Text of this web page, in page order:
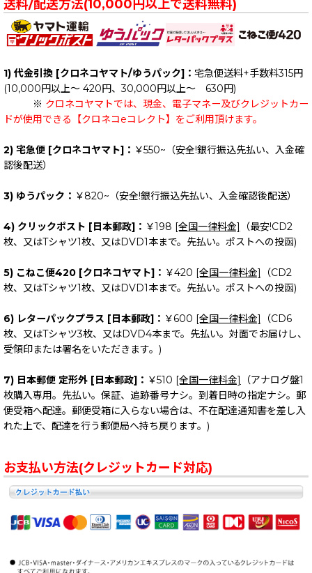
送料/配送方法(10,000円以上で送料無料)
1) 代金引換 [クロネコヤマト/ゆうパック]： 宅急便送料+手数料315円
(10,000円以上～ 420円、30,000円以上～ 630円)
※ クロネコヤマトでは、現金、電子マネー及びクレジットカー
ドが使用できる【クロネコeコレクト】をご利用頂けます。
2) 宅急便 [クロネコヤマト]： ￥550~（安全!銀行振込先払い、入金確
認後配送）
3) ゆうパック： ￥820~（安全!銀行振込先払い、入金確認後配送）
4) クリックポスト [日本郵政]： ￥198 [全国一律料金]
（最安!CD2
枚、又はTシャツ1枚、又はDVD1本まで。先払い。ポストへの投函)
5) こねこ便420 [クロネコヤマト]： ￥420 [全国一律料金]
（CD2
枚、又はTシャツ1枚、又はDVD1本まで。先払い。ポストへの投函)
6) レターパックプラス [日本郵政]： ￥600 [全国一律料金]
（CD6
枚、又はTシャツ3枚、又はDVD4本まで。先払い。対面でお届けし、
受領印または署名をいただきます。)
7) 日本郵便 定形外 [日本郵政]： ￥510 [全国一律料金]
（アナログ盤1
枚購入専用。先払い。保証、追跡番号ナシ。到着日時の指定ナシ。郵
便受箱へ配達。郵便受箱に入らない場合は、不在配達通知書を差し入
れた上で、配達を行う郵便局へ持ち戻ります。)
お支払い方法(クレジットカード対応)